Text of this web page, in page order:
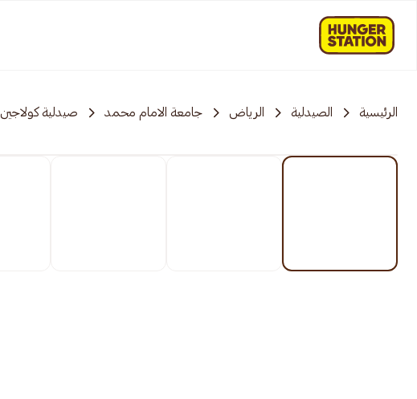
الرئيسية الصيدلية الرياض جامعة الامام محمد صيدلية كولاجين